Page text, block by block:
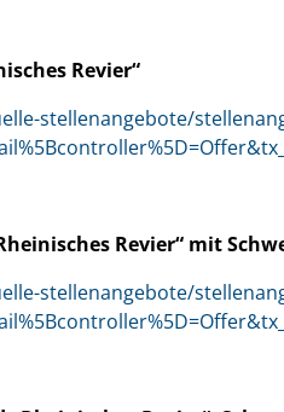
Revier“
stellenangebote/
Revier“ mit
stellenangebote/